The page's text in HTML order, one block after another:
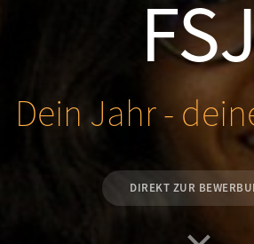
Dein Jahr -
DIREKT ZUR